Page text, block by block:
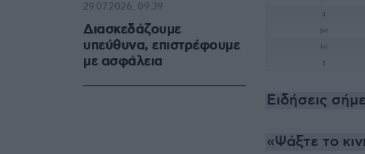
Ειδήσεις
«Ψάξτε το
Διασκεδάζουμε
υπεύθυνα, επιστρέφουμε
με ασφάλεια
29.07.2026, 09:39